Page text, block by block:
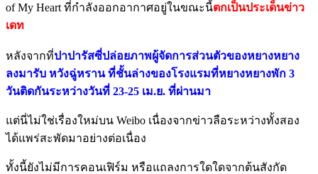
of My Heart ที่กำลังออกอากาศอยู่ในขณะนี้ตกเป็นประเด็นข่าว
เดท
หลังจากที่ปาปารัสซี่ปล่อยภาพผู้จัดการส่วนตัวของหยางหยาง
ลงมารับ หวังฉู่หราน ที่ชั้นล่างของโรงแรมที่หยางหยางพัก 3
วันติดกันระหว่างวันที่ 23-25 เม.ย. ที่ผ่านมา
แต่นี่ไม่ใช่เรื่องใหม่บน Weibo เนื่องจากข่าวลือระหว่างทั้งสอง
ได้แพร่สะพัดมาอย่างต่อเนื่อง
ทั้งนี้ยังไม่มีการคอนเฟิร์ม หรือแถลงการใดใดจากต้นสังกัด